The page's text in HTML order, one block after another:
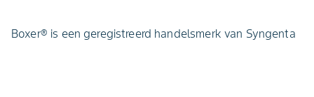
Boxer® is een geregistreerd handelsmerk van Syngenta